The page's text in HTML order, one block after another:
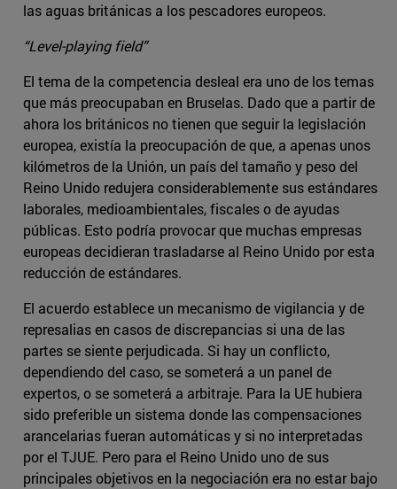
las aguas británicas a los pescadores europeos.
“Level-playing field”
El tema de la competencia desleal era uno de los temas
que más preocupaban en Bruselas. Dado que a partir de
ahora los británicos no tienen que seguir la legislación
europea, existía la preocupación de que, a apenas unos
kilómetros de la Unión, un país del tamaño y peso del
Reino Unido redujera considerablemente sus estándares
laborales, medioambientales, fiscales o de ayudas
públicas. Esto podría provocar que muchas empresas
europeas decidieran trasladarse al Reino Unido por esta
reducción de estándares.
El acuerdo establece un mecanismo de vigilancia y de
represalias en casos de discrepancias si una de las
partes se siente perjudicada. Si hay un conflicto,
dependiendo del caso, se someterá a un panel de
expertos, o se someterá a arbitraje. Para la UE hubiera
sido preferible un sistema donde las compensaciones
arancelarias fueran automáticas y si no interpretadas
por el TJUE. Pero para el Reino Unido uno de sus
principales objetivos en la negociación era no estar bajo